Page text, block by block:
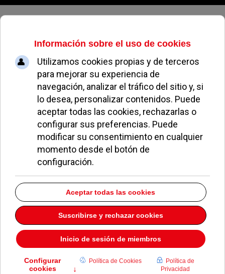
Viernes, 07 de agosto de 2026
Peluquería Dos R
Dirección: CRTA. Pozuelo - Majadahonda K. 2.600 s/n 25
Pozuelo de Alarcón
Madrid
28223
Teléfono: 913513657
Descargar la información como:
EN PORTADA
Pozuelo aprueba las 775 viviendas de Huerta Grande